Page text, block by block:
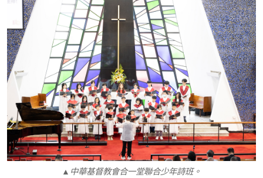
▲中華基督教會合一堂聯合少年詩班。